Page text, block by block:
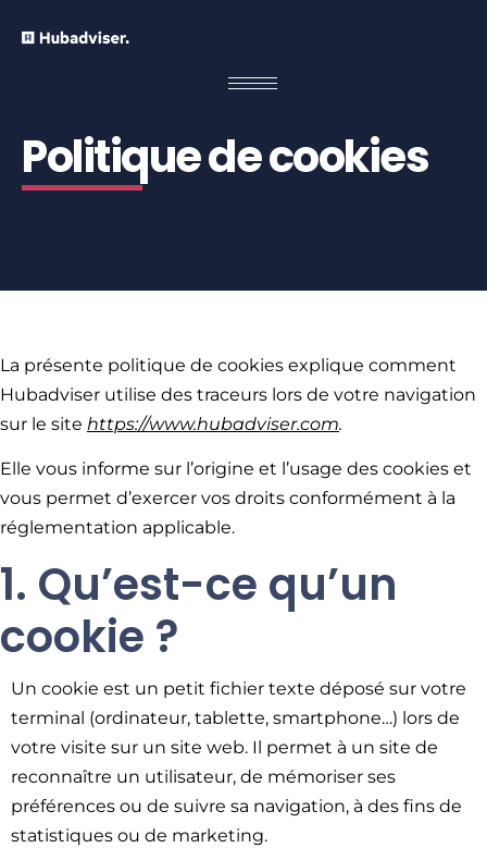
Politique de cookies
La présente politique de cookies explique comment
Hubadviser utilise des traceurs lors de votre navigation
sur le site https://www.hubadviser.com.
Elle vous informe sur l’origine et l’usage des cookies et
vous permet d’exercer vos droits conformément à la
réglementation applicable.
1. Qu’est-ce qu’un
cookie ?
Un cookie est un petit fichier texte déposé sur votre
terminal (ordinateur, tablette, smartphone…) lors de
votre visite sur un site web. Il permet à un site de
reconnaître un utilisateur, de mémoriser ses
préférences ou de suivre sa navigation, à des fins de
statistiques ou de marketing.